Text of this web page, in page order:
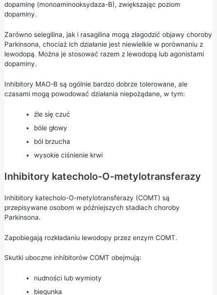
dopaminę (monoaminooksydaza-B), zwiększając poziom
dopaminy.
Zarówno selegilina, jak i rasagilina mogą złagodzić objawy choroby
Parkinsona, chociaż ich działanie jest niewielkie w porównaniu z
lewodopą. Można je stosować razem z lewodopą lub agonistami
dopaminy.
Inhibitory MAO-B są ogólnie bardzo dobrze tolerowane, ale
czasami mogą powodować działania niepożądane, w tym:
źle się czuć
bóle głowy
ból brzucha
wysokie ciśnienie krwi
Inhibitory katecholo-O-metylotransferazy
Inhibitory katecholo-O-metylotransferazy (COMT) są
przepisywane osobom w późniejszych stadiach choroby
Parkinsona.
Zapobiegają rozkładaniu lewodopy przez enzym COMT.
Skutki uboczne inhibitorów COMT obejmują:
nudności lub wymioty
biegunka